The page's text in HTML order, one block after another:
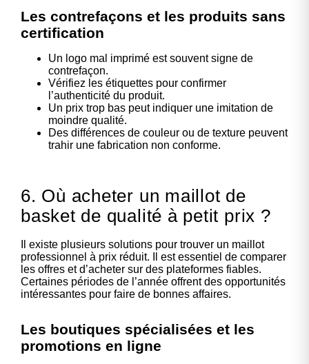
Les contrefaçons et les produits sans
certification
Un logo mal imprimé est souvent signe de
contrefaçon.
Vérifiez les étiquettes pour confirmer
l’authenticité du produit.
Un prix trop bas peut indiquer une imitation de
moindre qualité.
Des différences de couleur ou de texture peuvent
trahir une fabrication non conforme.
6. Où acheter un maillot de
basket de qualité à petit prix ?
Il existe plusieurs solutions pour trouver un maillot
professionnel à prix réduit. Il est essentiel de comparer
les offres et d’acheter sur des plateformes fiables.
Certaines périodes de l’année offrent des opportunités
intéressantes pour faire de bonnes affaires.
Les boutiques spécialisées et les
promotions en ligne